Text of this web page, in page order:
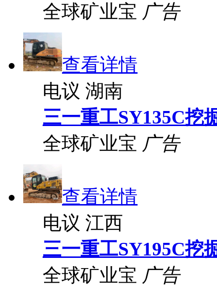
全球矿业宝 广告
查看详情
电议 湖南
三一重工SY135C挖
全球矿业宝 广告
查看详情
电议 江西
三一重工SY195C挖
全球矿业宝 广告